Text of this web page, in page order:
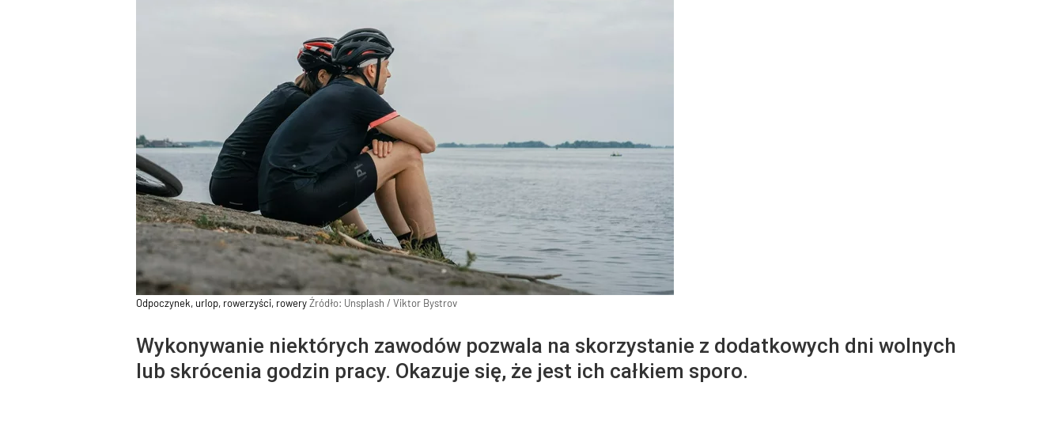
Odpoczynek, urlop, rowerzyści, roweryŹródło: Unsplash / Viktor Bystrov
Wykonywanie niektórych zawodów pozwala na skorzystanie z dodatkowych dni wolnych
lub skrócenia godzin pracy. Okazuje się, że jest ich całkiem sporo.